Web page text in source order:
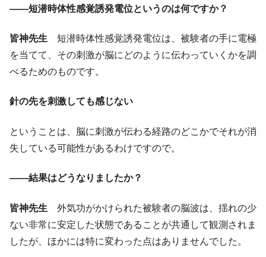
――短潜時体性感覚誘発電位というのは何ですか？
皆神先生 短潜時体性感覚誘発電位は、被験者の手に電極
を当てて、その刺激が脳にどのように伝わっていくかを調
べるためのものです。
針の先を刺激しても感じない
ということは、脳に刺激が伝わる経路のどこかでそれが消
失している可能性があるわけですので。
――結果はどうなりましたか？
皆神先生 外気功がかけられた被験者の脳波は、揺れの少
ない非常に安定した状態であることが共通して観測されま
したが、ほかには特に変わった点はありませんでした。